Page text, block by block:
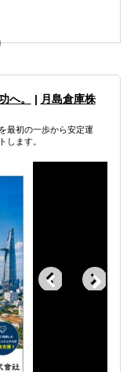
と連携し、確実で
管理まで、ワンス
その他
へ。 | 月島倉庫株
最初の一歩から安定運
します。